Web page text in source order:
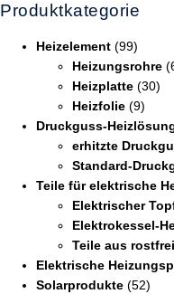
Produktkategorie
Heizelement (99)
Heizungsrohre
Heizplatte (30)
Heizfolie (9)
Druckguss-
erhitzte
Standard-
Teile für elektrische
Elektrischer
Elektrokessel-
Teile aus
Elektrische
Solarprodukte (52)